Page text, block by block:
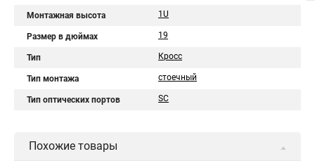
Монтажная высота 1U
Размер в дюймах 19
Тип Кросс
Тип монтажа стоечный
Тип оптических портов SC
Похожие товары